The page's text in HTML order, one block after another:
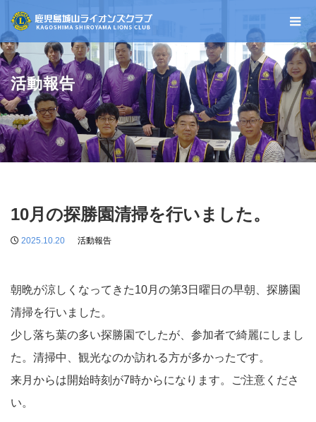
活動報告
10月の探勝園清掃を行いました。
2025.10.20 活動報告
朝晩が涼しくなってきた10月の第3日曜日の早朝、探勝園
清掃を行いました。
少し落ち葉の多い探勝園でしたが、参加者で綺麗にしまし
た。清掃中、観光なのか訪れる方が多かったです。
来月からは開始時刻が7時からになります。ご注意くださ
い。